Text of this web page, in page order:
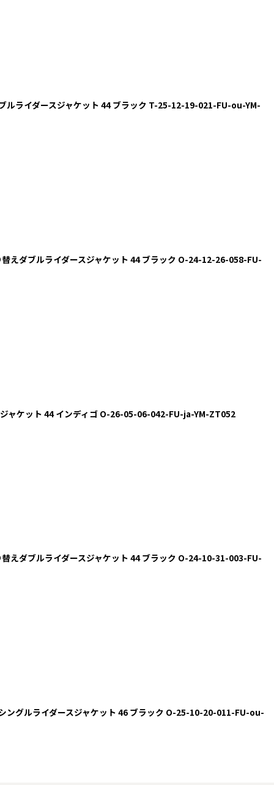
ルライダースジャケット 44 ブラック T-25-12-19-021-FU-ou-YM-
替えダブルライダースジャケット 44 ブラック O-24-12-26-058-FU-
ジャケット 44 インディゴ O-26-05-06-042-FU-ja-YM-ZT052
替えダブルライダースジャケット 44 ブラック O-24-10-31-003-FU-
ングルライダースジャケット 46 ブラック O-25-10-20-011-FU-ou-